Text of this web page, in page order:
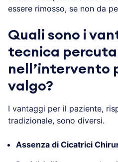
essere rimosso, se non da
Quali sono i
tecnica
nell’intervento
valgo?
I vantaggi per il paziente,
tradizionale, sono diversi.
Assenza di Cicatrici